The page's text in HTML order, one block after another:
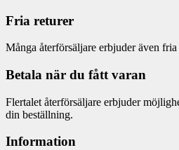
Fria returer
Många återförsäljare erbjuder även fria
Betala när du fått varan
Flertalet återförsäljare erbjuder
din beställning.
Information